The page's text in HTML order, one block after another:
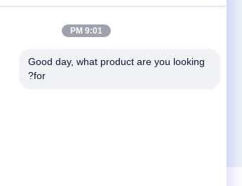
Gabion Basket Welding Machine 5300mm
9:01 PM
Good day, what product are you looking
for?